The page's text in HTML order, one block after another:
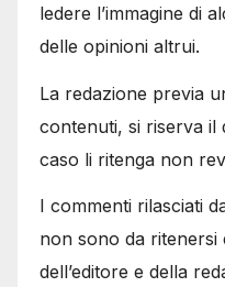
ledere l’immagine di
delle opinioni altrui.
La redazione previa
contenuti, si riserva il
caso li ritenga non
I commenti rilasciati
non sono da ritenersi
dell’editore e della